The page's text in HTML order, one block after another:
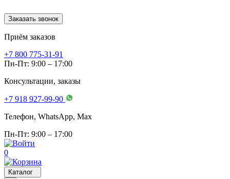
Заказать звонок
Приём заказов
+7 800 775-31-91
Пн-Пт: 9:00 – 17:00
Консультации, заказы
+7 918 927-99-90
Телефон, WhatsApp, Мах
Пн-Пт: 9:00 – 17:00
0
Каталог